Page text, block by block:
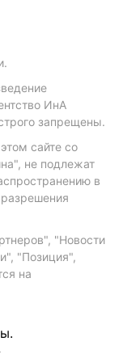
ИнА
запрещены.
сайте со
не подлежат
в
"Новости
"Позиция",
на